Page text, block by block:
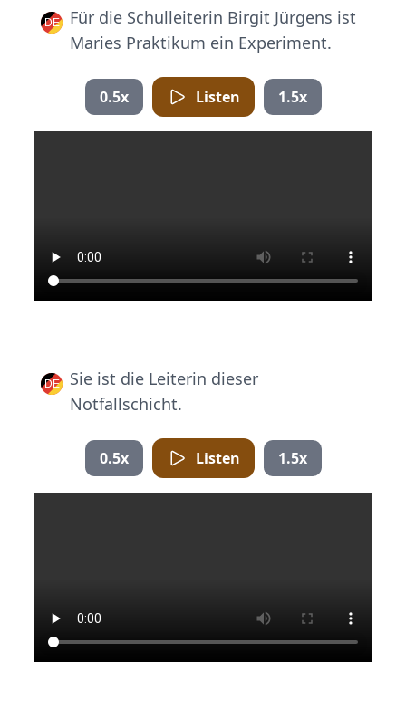
Für die Schulleiterin Birgit Jürgens ist
Maries Praktikum ein Experiment.
0.5x Listen 1.5x
Sie ist die Leiterin dieser
Notfallschicht.
0.5x Listen 1.5x